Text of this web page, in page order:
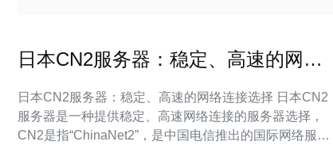
日本CN2服务器：稳定、高速的网络
日本CN2服务器：稳定、高速的网络连接选择 日本CN2
服务器是一种提供稳定、高速网络连接的服务器选择，
CN2是指“ChinaNet2”，是中国电信推出的国际网络服